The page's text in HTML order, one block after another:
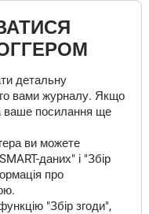
детальну
вами журналу. Якщо
ваше посилання ще
ви можете
даних" і "Збір
про
"Збір згоди",